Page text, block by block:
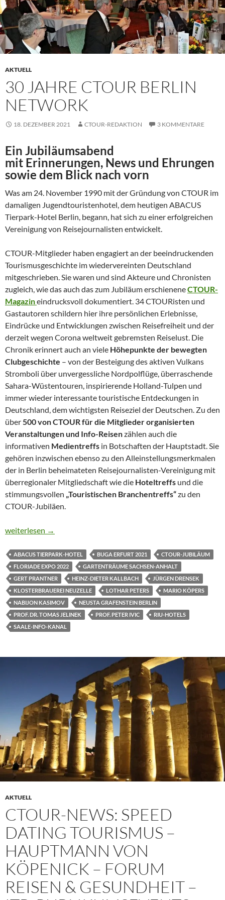
AKTUELL
30 JAHRE CTOUR BERLIN
NETWORK
18. DEZEMBER 2021 CTOUR-REDAKTION 3 KOMMENTARE
Ein Jubiläumsabend
mit Erinnerungen, News und Ehrungen
sowie dem Blick nach vorn
Was am 24. November 1990 mit der Gründung von CTOUR im
damaligen Jugendtouristenhotel, dem heutigen ABACUS
Tierpark-Hotel Berlin, begann, hat sich zu einer erfolgreichen
Vereinigung von Reisejournalisten entwickelt.
CTOUR-Mitglieder haben engagiert an der beeindruckenden
Tourismusgeschichte im wiedervereinten Deutschland
mitgeschrieben. Sie waren und sind Akteure und Chronisten
zugleich, wie das auch das zum Jubiläum erschieneneCTOUR-
Magazineindrucksvoll dokumentiert. 34 CTOURisten und
Gastautoren schildern hier ihre persönlichen Erlebnisse,
Eindrücke und Entwicklungen zwischen Reisefreiheit und der
derzeit wegen Corona weltweit gebremsten Reiselust. Die
Chronik erinnert auch an viele Höhepunkte der bewegten
Clubgeschichte – von der Besteigung des aktiven Vulkans
Stromboli über unvergessliche Nordpolflüge, überraschende
Sahara-Wüstentouren, inspirierende Holland-Tulpen und
immer wieder interessante touristische Entdeckungen in
Deutschland, dem wichtigsten Reiseziel der Deutschen. Zu den
über500 von CTOUR für die Mitglieder organisierten
Veranstaltungen und Info-Reisenzählen auch die
informativen Medientreffs in Botschaften der Hauptstadt. Sie
gehören inzwischen ebenso zu den Alleinstellungsmerkmalen
der in Berlin beheimateten Reisejournalisten-Vereinigung mit
überregionaler Mitgliedschaft wie die Hoteltreffs und die
stimmungsvollen „Touristischen Branchentreffs“zu den
CTOUR-Jubiläen.
30 JAHRE CTOUR BERLIN NETWORK
weiterlesen →
ABACUS TIERPARK-HOTEL BUGA ERFURT 2021
CTOUR-JUBILÄUM
FLORIADE EXPO 2022
GARTENTRÄUME SACHSEN-ANHALT
GERT PRANTNER
HEINZ-DIETER KALLBACH
JÜRGEN DRENSEK
KLOSTERBRAUEREI NEUZELLE
LOTHAR PETERS
MARIO KÖPERS
NABIJON KASIMOV
NEUSTA GRAFENSTEIN BERLIN
PROF. DR. TOMAS JELINEK
PROF. PETER IVIC
RIU-HOTELS
SAALE-INFO-KANAL
AKTUELL
CTOUR-NEWS: SPEED
DATING TOURISMUS –
HAUPTMANN VON
KÖPENICK – FORUM
REISEN & GESUNDHEIT –